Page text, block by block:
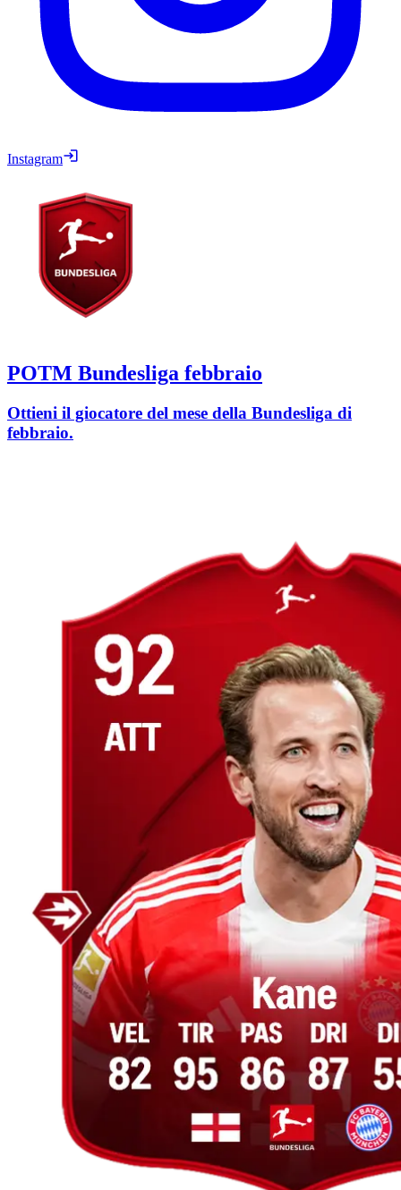
Instagram
POTM Bundesliga febbraio
Ottieni il giocatore del mese della Bundesliga di
febbraio.